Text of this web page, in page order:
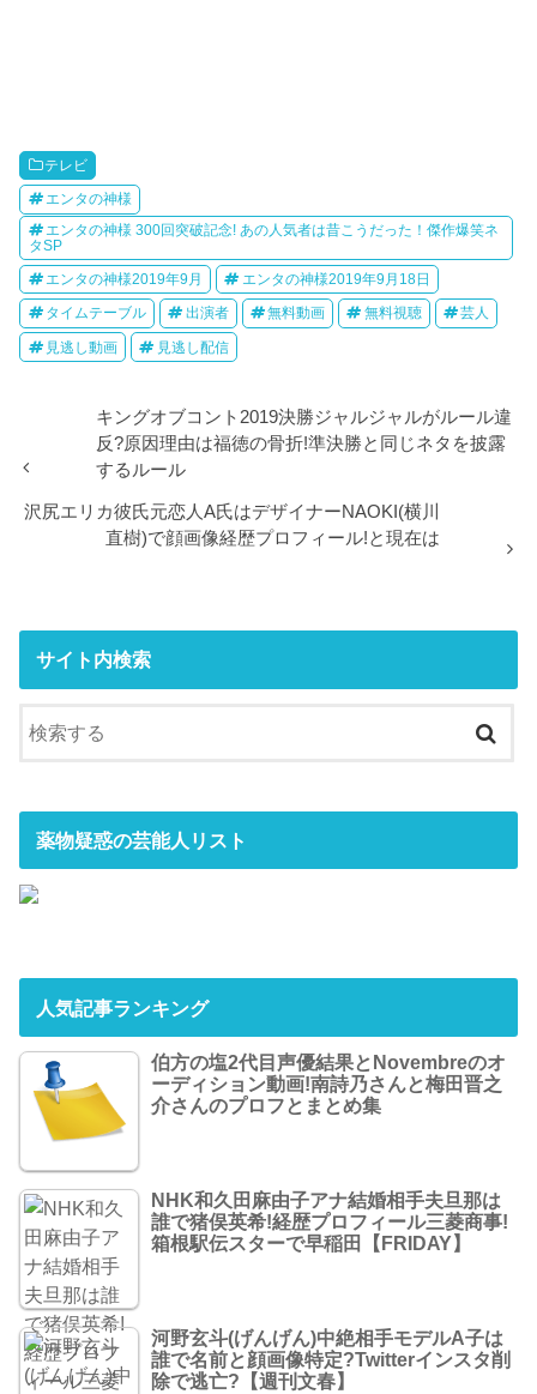
テレビ
エンタの神様
エンタの神様 300回突破記念! あの人気者は昔こうだった！傑作爆笑ネ
タSP
エンタの神様2019年9月 エンタの神様2019年9月18日
タイムテーブル 出演者 無料動画 無料視聴 芸人
見逃し動画 見逃し配信
キングオブコント2019決勝ジャルジャルがルール違
反?原因理由は福徳の骨折!準決勝と同じネタを披露
するルール
沢尻エリカ彼氏元恋人A氏はデザイナーNAOKI(横川
直樹)で顔画像経歴プロフィール!と現在は
サイト内検索
薬物疑惑の芸能人リスト
人気記事ランキング
伯方の塩2代目声優結果とNovembreのオ
ーディション動画!南詩乃さんと梅田晋之
介さんのプロフとまとめ集
NHK和久田麻由子アナ結婚相手夫旦那は
誰で猪俣英希!経歴プロフィール三菱商事!
箱根駅伝スターで早稲田【FRIDAY】
河野玄斗(げんげん)中絶相手モデルA子は
誰で名前と顔画像特定?Twitterインスタ削
除で逃亡?【週刊文春】